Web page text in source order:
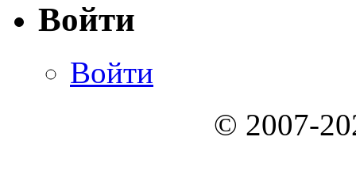
Войти
Войти
© 2007-